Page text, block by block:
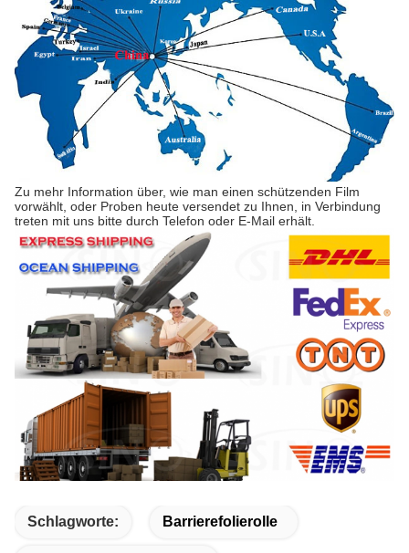
Zu mehr Information über, wie man einen schützenden Film
vorwählt, oder Proben heute versendet zu Ihnen, in Verbindung
treten mit uns bitte durch Telefon oder E-Mail erhält.
Schlagworte: Barrierefolierolle